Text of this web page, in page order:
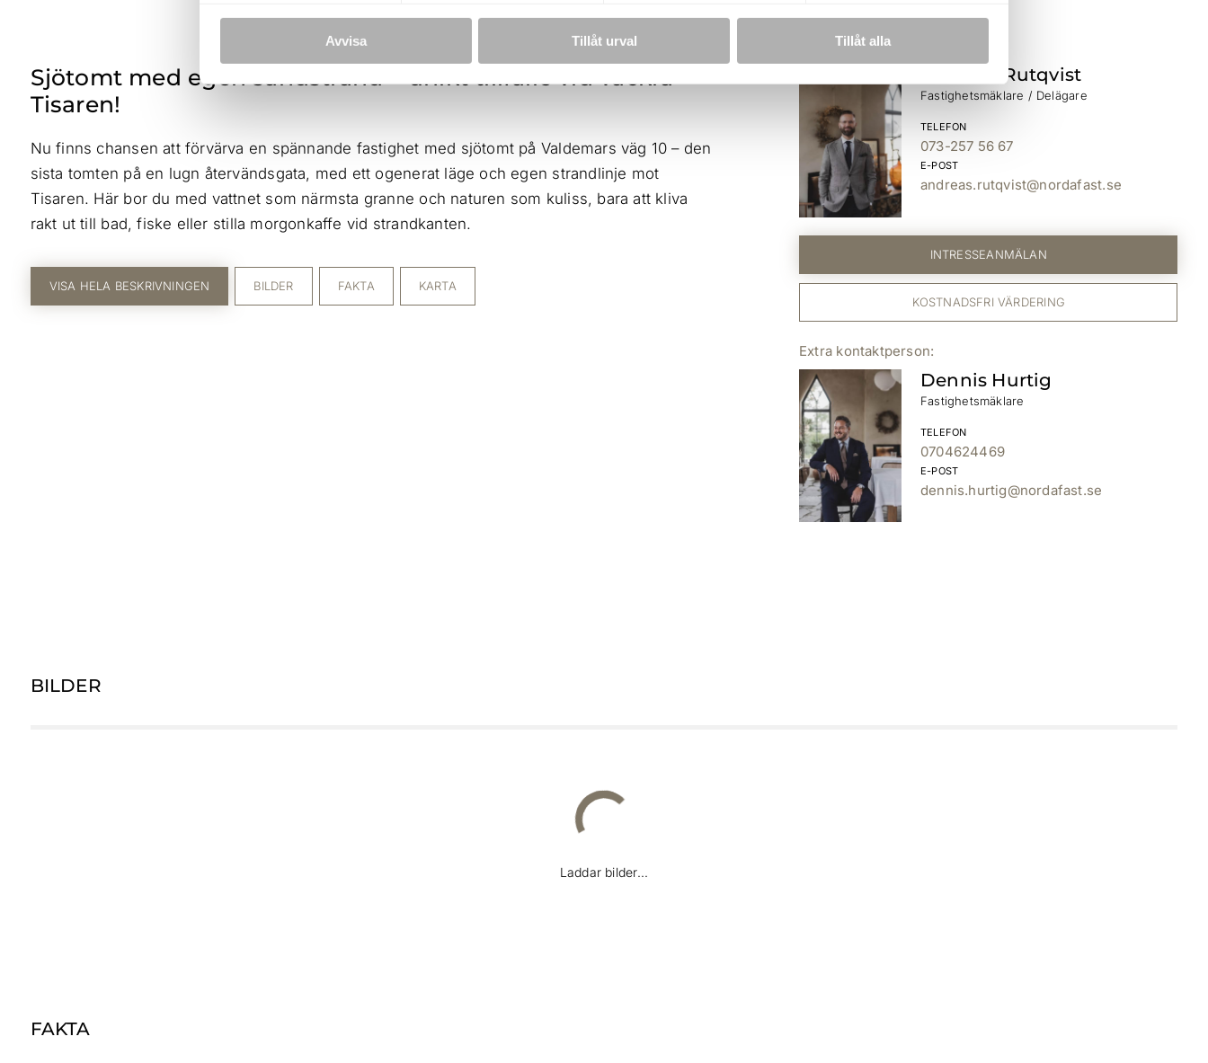
Avvisa Tillåt urval Tillåt alla
Sjötomt med egen sandstrand – unikt tillfälle vid vackra
Tisaren!
Nu finns chansen att förvärva en spännande fastighet med sjötomt på Valdemars väg 10 – den
sista tomten på en lugn återvändsgata, med ett ogenerat läge och egen strandlinje mot
Tisaren. Här bor du med vattnet som närmsta granne och naturen som kuliss, bara att kliva
rakt ut till bad, fiske eller stilla morgonkaffe vid strandkanten.
VISA HELA BESKRIVNINGEN BILDER FAKTA KARTA
Andreas Rutqvist
Fastighetsmäklare / Delägare
TELEFON
073-257 56 67
E-POST
andreas.rutqvist@nordafast.se
INTRESSEANMÄLAN
KOSTNADSFRI VÄRDERING
Dennis Hurtig
Fastighetsmäklare
TELEFON
0704624469
E-POST
dennis.hurtig@nordafast.se
BILDER
Laddar bilder...
FAKTA